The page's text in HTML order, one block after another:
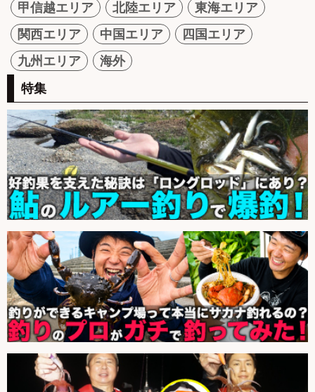
甲信越エリア
北陸エリア
東海エリア
関西エリア
中国エリア
四国エリア
九州エリア
海外
特集